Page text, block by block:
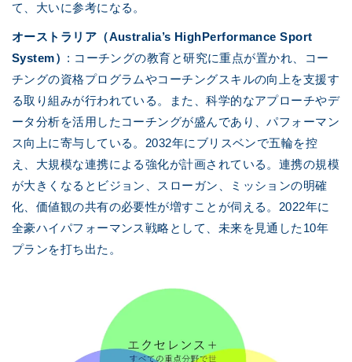
て、大いに参考になる。
オーストラリア（Australia’s HighPerformance Sport
System） : コーチングの教育と研究に重点が置かれ、コー
チングの資格プログラムやコーチングスキルの向上を支援す
る取り組みが行われている。また、科学的なアプローチやデ
ータ分析を活用したコーチングが盛んであり、パフォーマン
ス向上に寄与している。2032年にブリスベンで五輪を控
え、大規模な連携による強化が計画されている。連携の規模
が大きくなるとビジョン、スローガン、ミッションの明確
化、価値観の共有の必要性が増すことが伺える。2022年に
全豪ハイパフォーマンス戦略として、未来を見通した10年
プランを打ち出た。